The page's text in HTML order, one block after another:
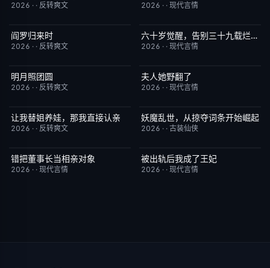
2026 · · 反转爽文 2026 · · 现代言情
已完结
阎罗归来时
2026 · · 反转爽文
已完结 7.0六十岁觉醒，告别三十九载烂婚姻
2026 · · 现代言情
已完结
明月照团圆
2026 · · 反转爽文
已完结
夫人她野翻了
2026 · · 现代言情
已完结 9.0
让我替姐养娃，那我直接认亲
2026 · · 反转爽文
已完结 8.0
妖魔乱世，从掠夺词条开始崛起
2026 · · 古装仙侠
已完结
错把董事长当相亲对象
2026 · · 现代言情
已完结
被出轨后我成了王妃
2026 · · 现代言情